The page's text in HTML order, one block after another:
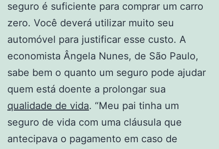
seguro é suficiente para comprar um carro
zero. Você deverá utilizar muito seu
automóvel para justificar esse custo. A
economista Ângela Nunes, de São Paulo,
sabe bem o quanto um seguro pode ajudar
quem está doente a prolongar sua
qualidade de vida. “Meu pai tinha um
seguro de vida com uma cláusula que
antecipava o pagamento em caso de